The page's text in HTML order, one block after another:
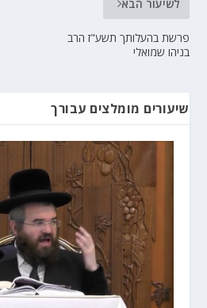
לשיעור הבא
פרשת בהעלותך תשע"ז הרב
בניהו שמואלי
שיעורים מומלצים עבורך